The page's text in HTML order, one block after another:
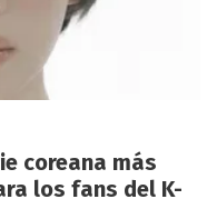
coreana más
los fans del K-